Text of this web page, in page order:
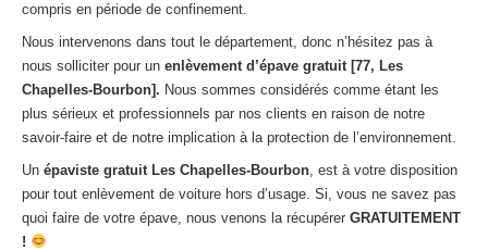
compris en période de confinement.
Nous intervenons dans tout le département, donc n’hésitez pas à
nous solliciter pour un enlèvement d’épave gratuit [77, Les
Chapelles-Bourbon]. Nous sommes considérés comme étant les
plus sérieux et professionnels par nos clients en raison de notre
savoir-faire et de notre implication à la protection de l’environnement.
Un épaviste gratuit Les Chapelles-Bourbon, est à votre disposition
pour tout enlèvement de voiture hors d’usage. Si, vous ne savez pas
quoi faire de votre épave, nous venons la récupérer GRATUITEMENT
!